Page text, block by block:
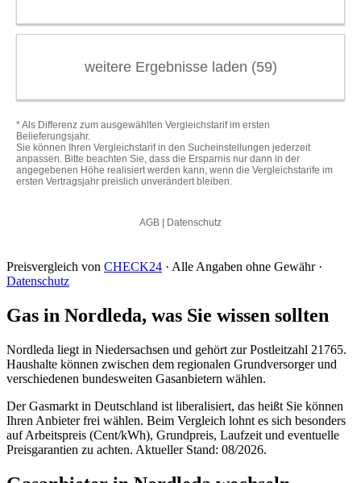
Preisvergleich von CHECK24 · Alle Angaben ohne Gewähr ·
Datenschutz
Gas in Nordleda, was Sie wissen sollten
Nordleda liegt in Niedersachsen und gehört zur Postleitzahl 21765.
Haushalte können zwischen dem regionalen Grundversorger und
verschiedenen bundesweiten Gasanbietern wählen.
Der Gasmarkt in Deutschland ist liberalisiert, das heißt Sie können
Ihren Anbieter frei wählen. Beim Vergleich lohnt es sich besonders
auf Arbeitspreis (Cent/kWh), Grundpreis, Laufzeit und eventuelle
Preisgarantien zu achten. Aktueller Stand: 08/2026.